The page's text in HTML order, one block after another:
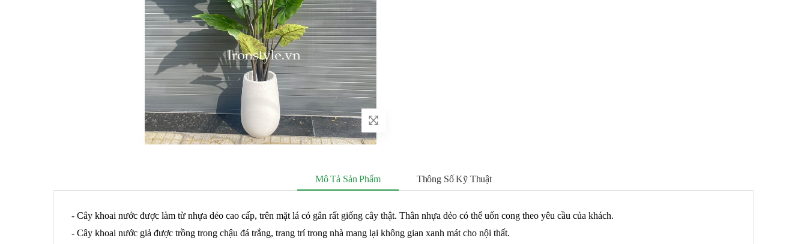
Mô Tả Sản Phẩm Thông Số Kỹ Thuật
- Cây khoai nước được làm từ nhựa dẻo cao cấp, trên mặt lá có gân rất giống cây thật. Thân nhựa dẻo có thể uốn cong theo yêu cầu của khách.
- Cây khoai nước giả được trồng trong chậu đá trắng, trang trí trong nhà mang lại không gian xanh mát cho nội thất.